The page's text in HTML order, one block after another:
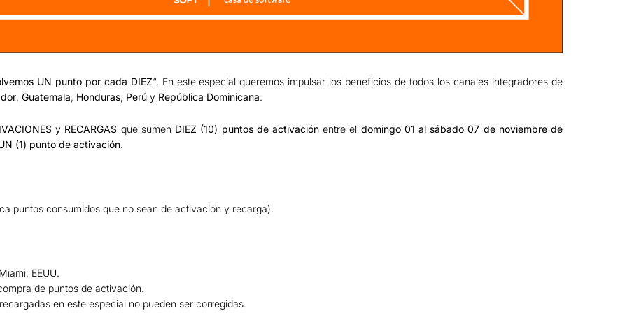
UN punto por cada DIEZ“. En este especial queremos impulsar los beneficios de todos los canales integradores de
, Guatemala, Honduras, Perú y República Dominicana.
y RECARGAS que sumen DIEZ (10) puntos de activaciónentre el domingo 01 al sábado 07 de noviembre de
(1) punto de activación.
puntos consumidos que no sean de activación y recarga).
EEUU.
de puntos de activación.
en este especial no pueden ser corregidas.